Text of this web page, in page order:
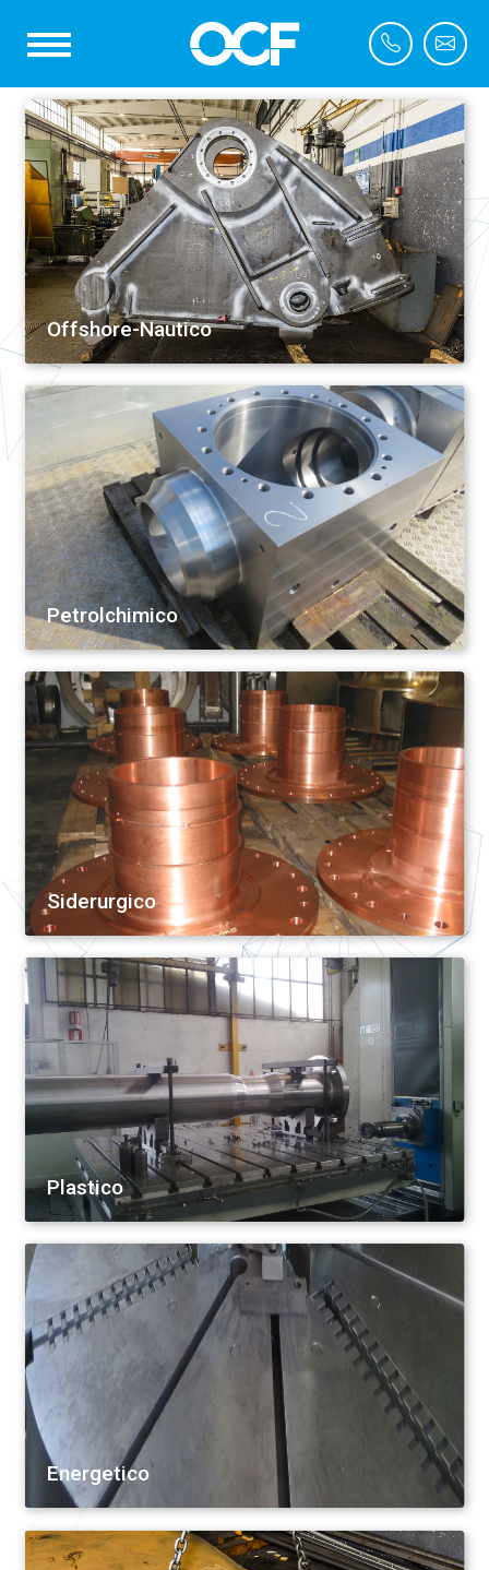
Offshore-Nautico
Petrolchimico
Siderurgico
Plastico
Energetico